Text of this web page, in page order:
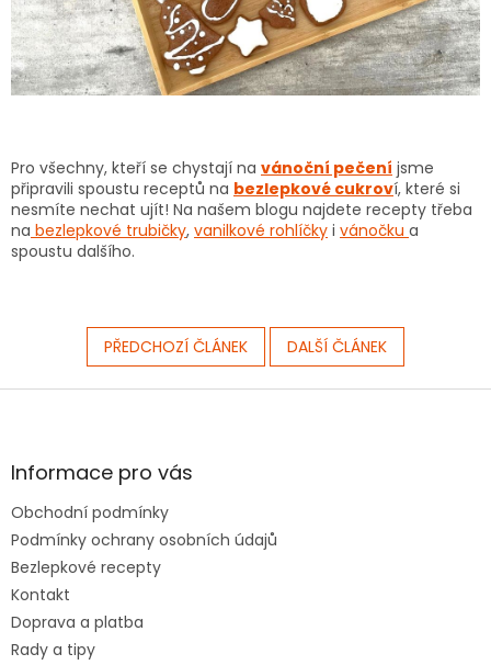
Pro všechny, kteří se chystají na vánoční pečení jsme
připravili spoustu receptů na bezlepkové cukroví, které si
nesmíte nechat ujít! Na našem blogu najdete recepty třeba
na bezlepkové trubičky, vanilkové rohlíčky i vánočku a
spoustu dalšího.
PŘEDCHOZÍ ČLÁNEK DALŠÍ ČLÁNEK
Z
aInformace pro vás
Obchodní podmínky
Podmínky ochrany osobních údajů
Bezlepkové recepty
Kontakt
Doprava a platba
Rady a tipy